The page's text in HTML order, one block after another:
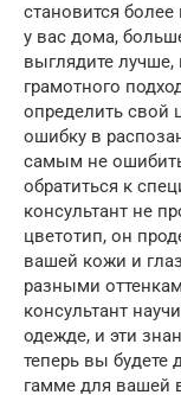
становится
у вас дома,
выглядите лучше,
грамотного
определить свой
ошибку в
самым не
обратиться к
консультант не
цветотип, он
вашей кожи и
разными
консультант
одежде, и эти
теперь вы будете
гамме для вашей